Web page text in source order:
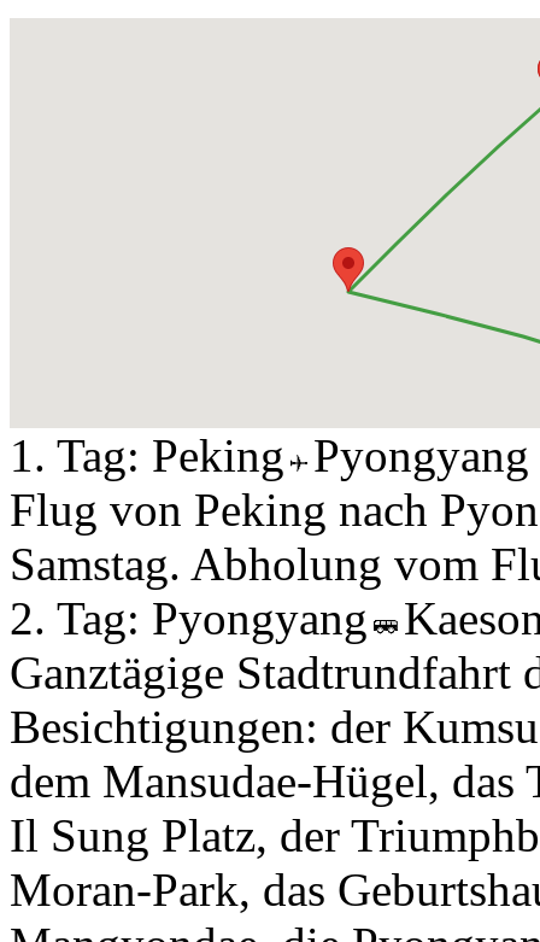
1. Tag: Peking
Pyongyang
Flug von Peking nach
Samstag. Abholung vom
2. Tag: Pyongyang
Ganztägige Stadtrundfahrt
Besichtigungen: der
dem Mansudae-Hügel,
Il Sung Platz, der
Moran-Park, das